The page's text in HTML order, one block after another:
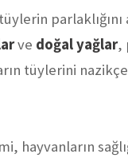
parlaklığını
ve doğal yağlar,
tüylerini
hayvanların